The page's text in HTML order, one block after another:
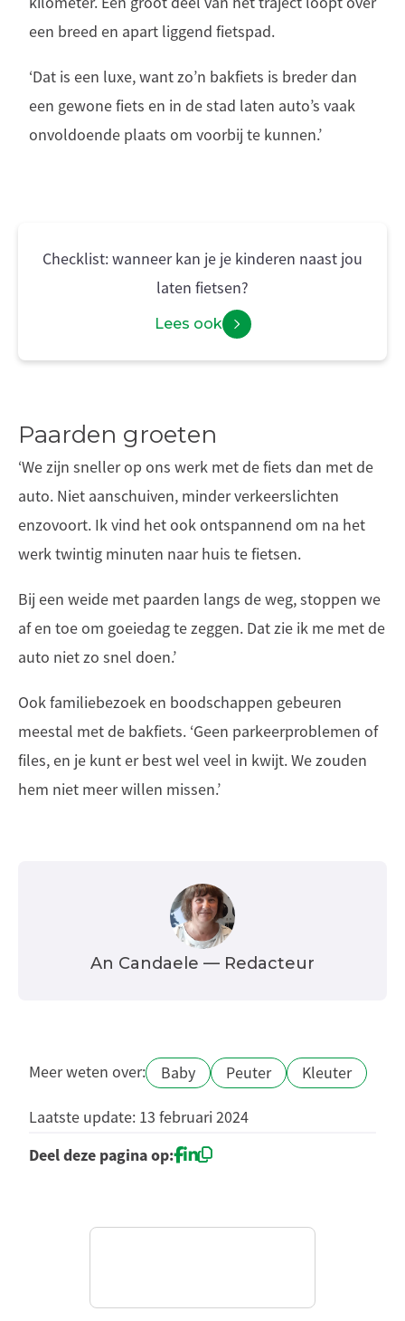
een breed en apart liggend fietspad.
‘Dat is een luxe, want zo’n bakfiets is breder dan
een gewone fiets en in de stad laten auto’s vaak
onvoldoende plaats om voorbij te kunnen.’
Checklist: wanneer kan je je kinderen naast jou
laten fietsen?
Lees ook
Paarden groeten
‘We zijn sneller op ons werk met de fiets dan met de
auto. Niet aanschuiven, minder verkeerslichten
enzovoort. Ik vind het ook ontspannend om na het
werk twintig minuten naar huis te fietsen.
Bij een weide met paarden langs de weg, stoppen we
af en toe om goeiedag te zeggen. Dat zie ik me met de
auto niet zo snel doen.’
Ook familiebezoek en boodschappen gebeuren
meestal met de bakfiets. ‘Geen parkeerproblemen of
files, en je kunt er best wel veel in kwijt. We zouden
hem niet meer willen missen.’
An Candaele — Redacteur
Meer weten over: Baby Peuter Kleuter
Laatste update: 13 februari 2024
Deel deze pagina op: